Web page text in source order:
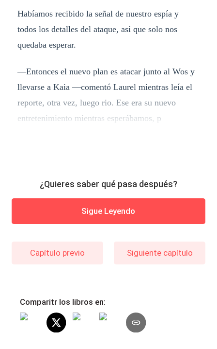
Habíamos recibido la señal de nuestro espía y
todos los detalles del ataque, así que solo nos
quedaba esperar.
—Entonces el nuevo plan es atacar junto al Wos y
llevarse a Kaia —comentó Laurel mientras leía el
reporte, otra vez, luego rio. Ese era su nuevo
entretenimiento mientras esperábamos, p
¿Quieres saber qué pasa después?
Sigue Leyendo
Capítulo previo Siguiente capítulo
Comparitr los libros en: